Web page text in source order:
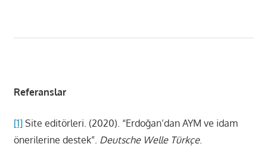
Referanslar
[1]Site editörleri. (2020). “Erdoğan’dan AYM ve idam
önerilerine destek”. Deutsche Welle Türkçe.